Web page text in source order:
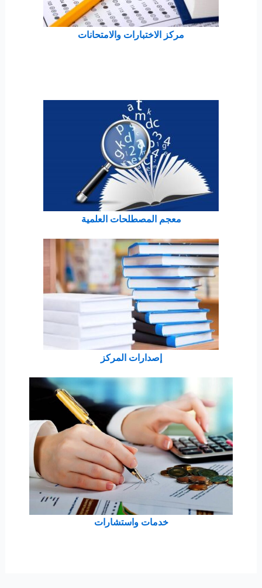
مركز الاختبارات والامتحانات
معجم المصطلحات العلمية
إصدارات المركز
خدمات واستشارات